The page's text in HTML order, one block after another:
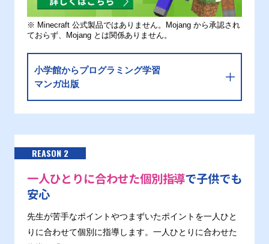
※ Minecraft 公式製品ではありません。Mojang から承認され
ておらず、Mojang とは関係ありません。
小学館からプログラミング学習
マンガ出版
REASON 2
一人ひとりに合わせた個別指導で子供でも
安心
先生が苦手なポイントやつまずいたポイントを一人ひと
りに合わせて個別に指導します。一人ひとりに合わせた